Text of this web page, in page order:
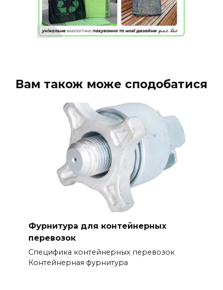
Вам також може сподобатися
Фурнитура для контейнерных
перевозок
Специфика контейнерных перевозок
Контейнерная фурнитура